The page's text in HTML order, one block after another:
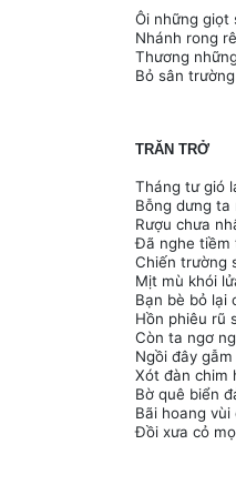
Ôi những giọt
Nhánh rong
Thương
Bỏ sân
TRĂN TRỞ
Tháng tư gió
Bỗng dưng
Rượu chưa
Đã nghe tiềm
Chiến trường
Mịt mù khói
Bạn bè bỏ lại
Hồn phiêu rũ
Còn ta ngơ
Ngồi đây
Xót đàn chim
Bờ quê biển
Bãi hoang vùi
Đồi xưa cỏ